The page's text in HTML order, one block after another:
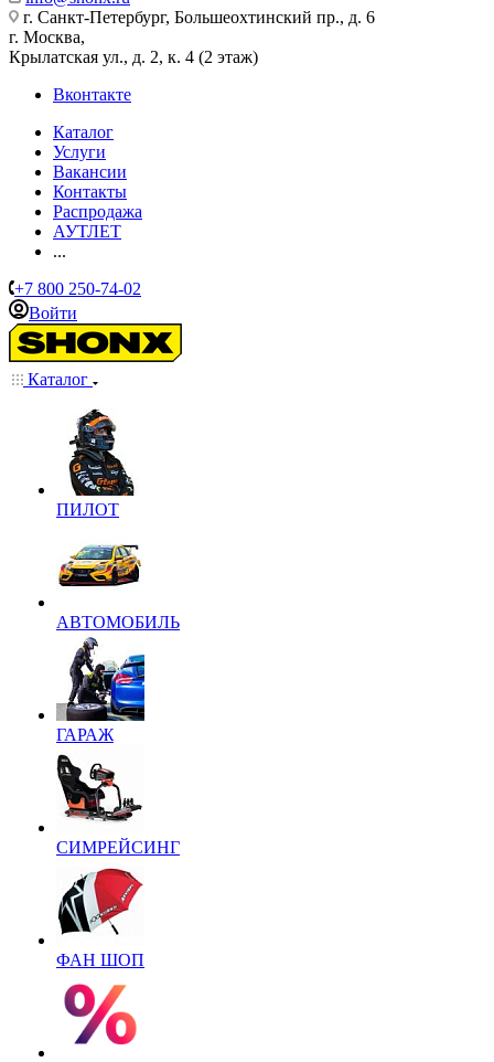
г. Санкт-Петербург, Большеохтинский пр., д. 6
г. Москва,
Крылатская ул., д. 2, к. 4 (2 этаж)
Вконтакте
Каталог
Услуги
Вакансии
Контакты
Распродажа
АУТЛЕТ
...
+7 800 250-74-02
Войти
Каталог
ПИЛОТ
АВТОМОБИЛЬ
ГАРАЖ
СИМРЕЙСИНГ
ФАН ШОП